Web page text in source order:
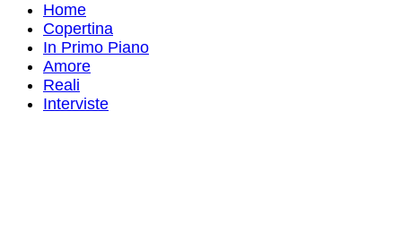
Home
Copertina
In Primo Piano
Amore
Reali
Interviste